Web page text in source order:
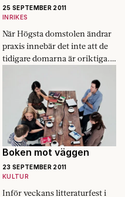
25 SEPTEMBER 2011
INRIKES
När Högsta domstolen ändrar
praxis innebär det inte att de
tidigare domarna är oriktiga.
justitiekansler och därmed
regeringens främste juridiske
rådgivare.
Boken mot väggen
23 SEPTEMBER 2011
KULTUR
Inför veckans litteraturfest i